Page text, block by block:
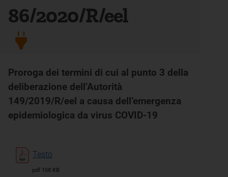
86/2020/R/eel
Proroga dei termini di cui al punto 3 della
deliberazione dell’Autorità
149/2019/R/eel a causa dell’emergenza
epidemiologica da virus COVID-19
Testo
pdf 158 KB